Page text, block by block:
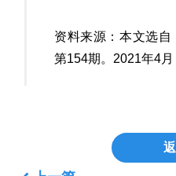
资料来源：本文选
第154期。2021年4月